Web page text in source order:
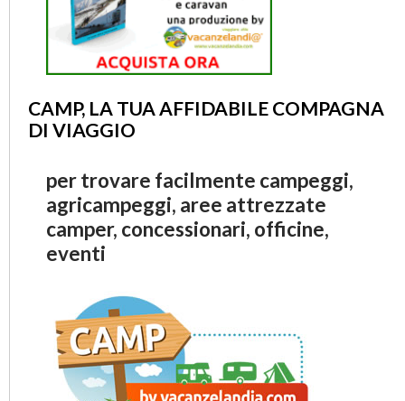
CAMP, LA TUA AFFIDABILE COMPAGNA
DI VIAGGIO
per trovare facilmente campeggi,
agricampeggi, aree attrezzate
camper, concessionari, officine,
eventi